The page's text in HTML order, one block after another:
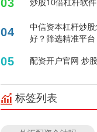
03 炒股10倍杠杆软
04
中信资本杠杆炒
好？筛选精准平
05 配资开户官网 炒
标签列表